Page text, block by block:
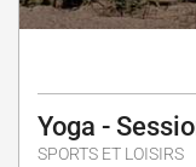
Yoga -
SPORTS ET LOISIRS